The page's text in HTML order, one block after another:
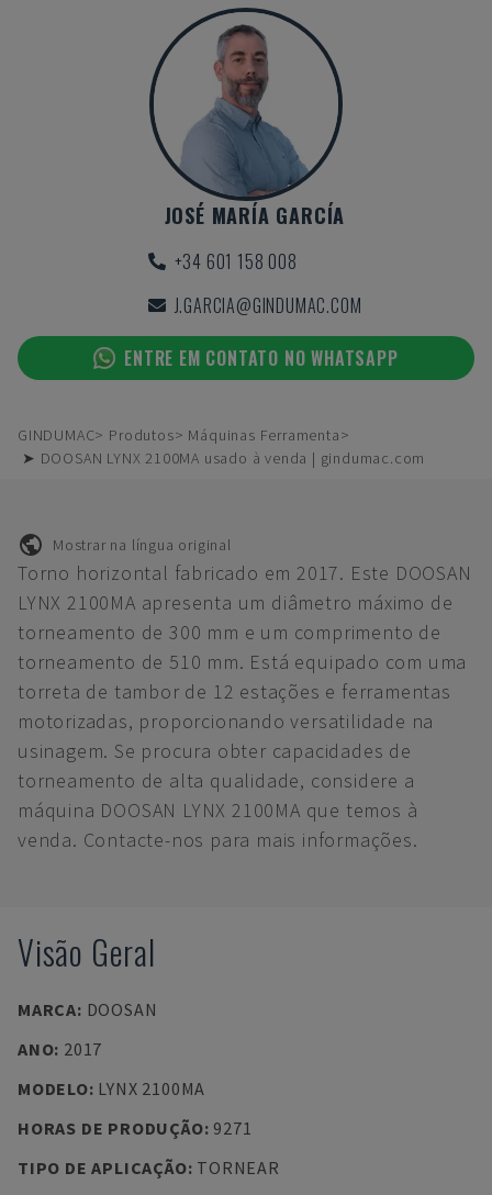
JOSÉ MARÍA GARCÍA
+34 601 158 008
J.GARCIA@GINDUMAC.COM
ENTRE EM CONTATO NO WHATSAPP
GINDUMAC Produtos
Máquinas Ferramenta
➤ DOOSAN LYNX 2100MA usado à venda | gindumac.com
Mostrar na língua original
Torno horizontal fabricado em 2017. Este DOOSAN
LYNX 2100MA apresenta um diâmetro máximo de
torneamento de 300 mm e um comprimento de
torneamento de 510 mm. Está equipado com uma
torreta de tambor de 12 estações e ferramentas
motorizadas, proporcionando versatilidade na
usinagem. Se procura obter capacidades de
torneamento de alta qualidade, considere a
máquina DOOSAN LYNX 2100MA que temos à
venda. Contacte-nos para mais informações.
Visão Geral
MARCA: DOOSAN
ANO: 2017
MODELO: LYNX 2100MA
HORAS DE PRODUÇÃO: 9271
TIPO DE APLICAÇÃO: TORNEAR